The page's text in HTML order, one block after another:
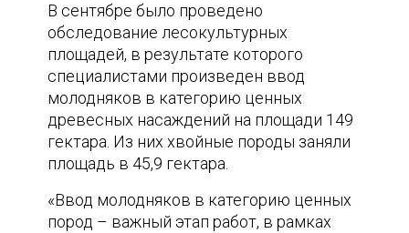
В сентябре было проведено
обследование лесокультурных
площадей, в результате которого
специалистами произведен ввод
молодняков в категорию ценных
древесных насаждений на площади 149
гектара. Из них хвойные породы заняли
площадь в 45,9 гектара.
«Ввод молодняков в категорию ценных
пород – важный этап работ, в рамках